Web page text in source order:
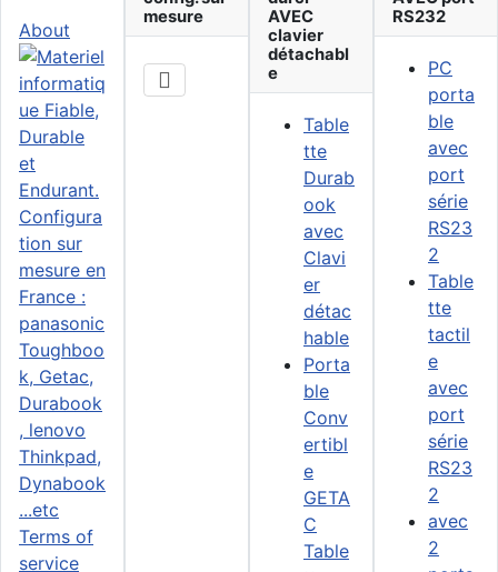
About
Terms of
service
mesure
AVEC
clavier
détachabl
e
Table
tte
Durab
ook
avec
Clavi
er
détac
hable
Porta
ble
Conv
ertibl
e
GETA
C
Table
RS232
PC
porta
ble
avec
port
série
RS23
2
Table
tte
tactil
e
avec
port
série
RS23
2
avec
2